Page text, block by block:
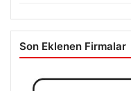
Son Eklenen Firmalar